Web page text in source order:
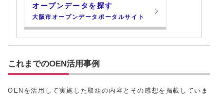
オープンデータを探す
大阪市オープンデータポータルサイト
これまでのOEN活用事例
OENを活用して実施した取組の内容とその感想を掲載していま